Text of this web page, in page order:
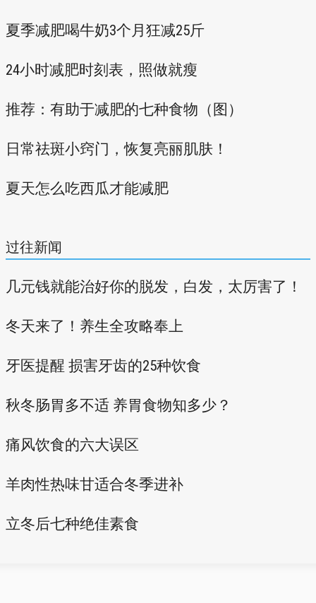
夏季减肥喝牛奶3个月狂减25斤
24小时减肥时刻表，照做就瘦
推荐：有助于减肥的七种食物（图）
日常祛斑小窍门，恢复亮丽肌肤！
夏天怎么吃西瓜才能减肥
过往新闻
几元钱就能治好你的脱发，白发，太厉害了！
冬天来了！养生全攻略奉上
牙医提醒 损害牙齿的25种饮食
秋冬肠胃多不适 养胃食物知多少？
痛风饮食的六大误区
羊肉性热味甘适合冬季进补
立冬后七种绝佳素食